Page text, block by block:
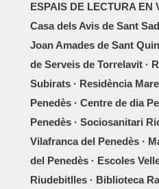
ESPAIS DE LECTURA EN
Casa dels Avis de Sant
Joan Amades de Sant
de Serveis de Torrelavit ·
Subirats · Residència
Penedès · Centre de dia
Penedès · Sociosanitari
Vilafranca del Penedès ·
del Penedès · Escoles
Riudebitlles · Biblioteca